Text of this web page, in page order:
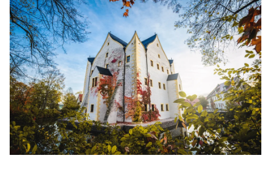
den
Betrieb
der
Seite
notwendig
sind
(funktionale
Cookies),
sowie
solche,
die